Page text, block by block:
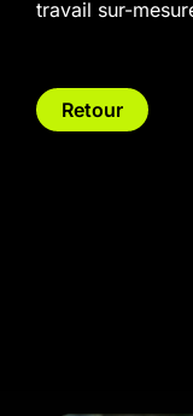
travail sur-
Retour